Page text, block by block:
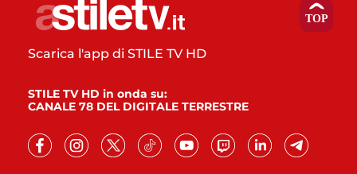
Scarica l'app di STILE TV HD
STILE TV HD in onda su:
CANALE 78 DEL DIGITALE TERRESTRE